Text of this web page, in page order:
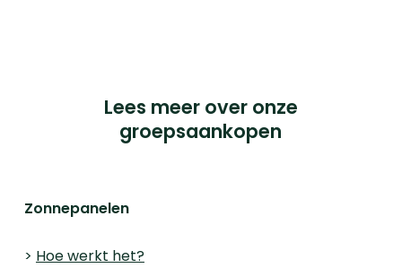
Lees meer over onze
groepsaankopen
Zonnepanelen
> Hoe werkt het?